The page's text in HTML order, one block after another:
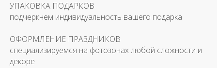
УПАКОВКА ПОДАРКОВ
подчеркнем индивидуальность вашего подарка
ОФОРМЛЕНИЕ ПРАЗДНИКОВ
специализируемся на фотозонах любой сложности и
декоре